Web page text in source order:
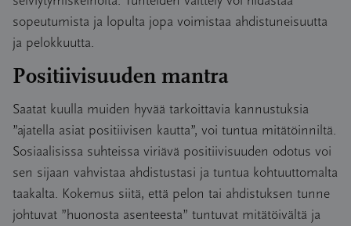
sopeutumista ja lopulta jopa voimistaa ahdistuneisuutta
ja pelokkuutta.
Positiivisuuden mantra
Saatat kuulla muiden hyvää tarkoittavia kannustuksia
”ajatella asiat positiivisen kautta”, voi tuntua mitätöinniltä.
Sosiaalisissa suhteissa viriävä positiivisuuden odotus voi
sen sijaan vahvistaa ahdistustasi ja tuntua kohtuuttomalta
taakalta. Kokemus siitä, että pelon tai ahdistuksen tunne
johtuvat ”huonosta asenteesta” tuntuvat mitätöivältä ja